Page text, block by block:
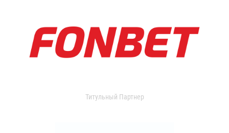
Титульный Партнер